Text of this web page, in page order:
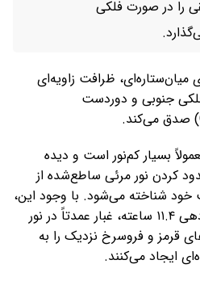
را در صورت فلکی
ظرافت زاویه‌ای
جنوبی و دوردست
بسیار کم‌نور است و دیده
کردن نور مرئی ساطع‌شده از
شناخته می‌شود. با وجود این،
در این عکس ثبت‌شده با نوردهی ۱۱.۴ ساعته، غبار عمدتاً در نور
و فروسرخ نزدیک را به
ایجاد می‌کنند.